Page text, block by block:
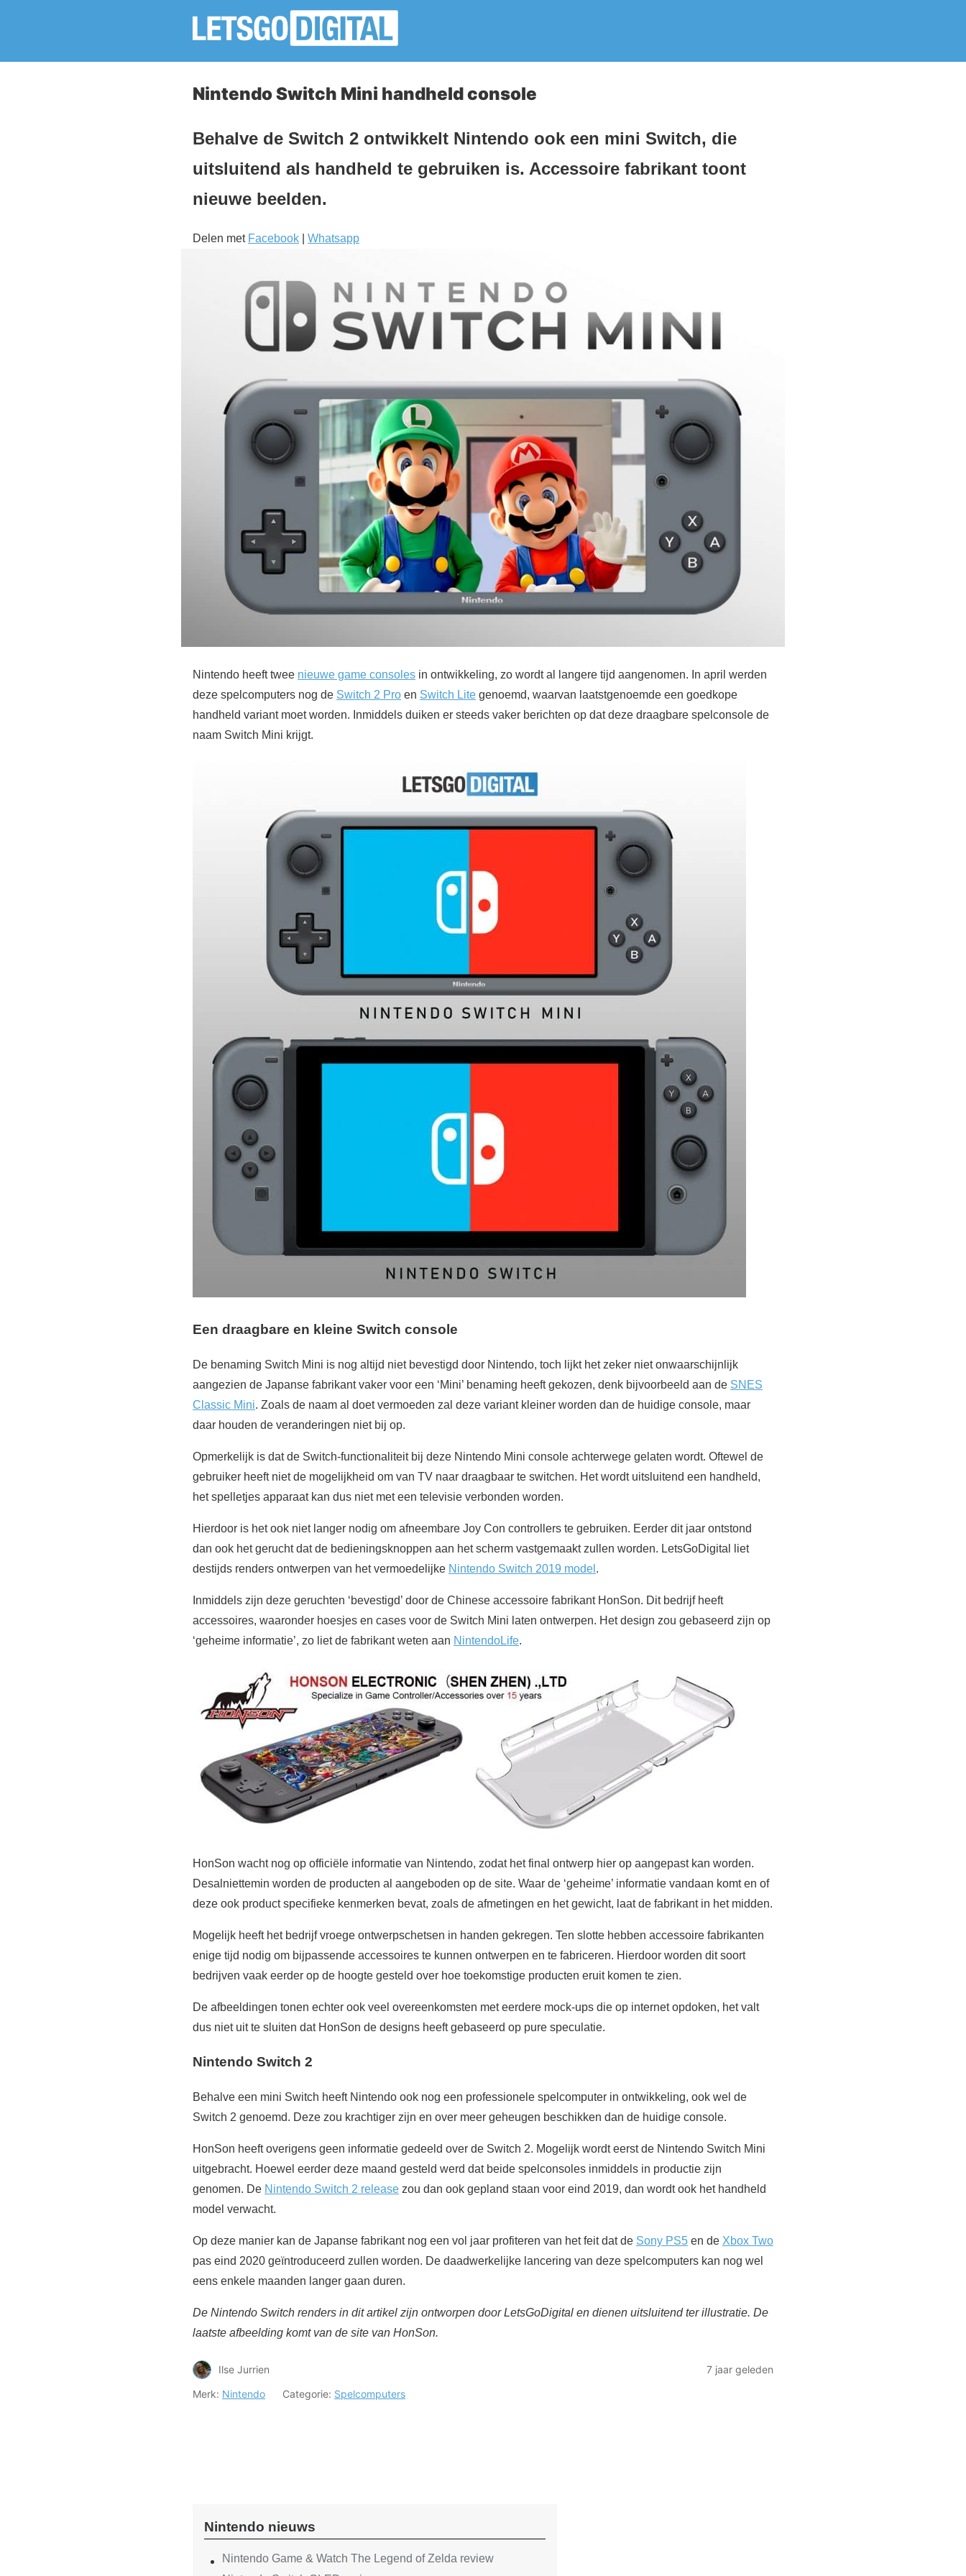
Nintendo Switch Mini handheld console
Behalve de Switch 2 ontwikkelt Nintendo ook een mini Switch, die
uitsluitend als handheld te gebruiken is. Accessoire fabrikant toont
nieuwe beelden.
Delen met Facebook Whatsapp
Nintendo heeft twee nieuwe game consoles in ontwikkeling, zo wordt al langere tijd aangenomen. In april werden
deze spelcomputers nog de Switch 2 Pro en Switch Lite genoemd, waarvan laatstgenoemde een goedkope
handheld variant moet worden. Inmiddels duiken er steeds vaker berichten op dat deze draagbare spelconsole de
naam Switch Mini krijgt.
Een draagbare en kleine Switch console
De benaming Switch Mini is nog altijd niet bevestigd door Nintendo, toch lijkt het zeker niet onwaarschijnlijk
aangezien de Japanse fabrikant vaker voor een ‘Mini’ benaming heeft gekozen, denk bijvoorbeeld aan de SNES
Classic Mini. Zoals de naam al doet vermoeden zal deze variant kleiner worden dan de huidige console, maar
daar houden de veranderingen niet bij op.
Opmerkelijk is dat de Switch-functionaliteit bij deze Nintendo Mini console achterwege gelaten wordt. Oftewel de
gebruiker heeft niet de mogelijkheid om van TV naar draagbaar te switchen. Het wordt uitsluitend een handheld,
het spelletjes apparaat kan dus niet met een televisie verbonden worden.
Hierdoor is het ook niet langer nodig om afneembare Joy Con controllers te gebruiken. Eerder dit jaar ontstond
dan ook het gerucht dat de bedieningsknoppen aan het scherm vastgemaakt zullen worden. LetsGoDigital liet
destijds renders ontwerpen van het vermoedelijke Nintendo Switch 2019 model .
Inmiddels zijn deze geruchten ‘bevestigd’ door de Chinese accessoire fabrikant HonSon. Dit bedrijf heeft
accessoires, waaronder hoesjes en cases voor de Switch Mini laten ontwerpen. Het design zou gebaseerd zijn op
‘geheime informatie’, zo liet de fabrikant weten aan NintendoLife.
HonSon wacht nog op officiële informatie van Nintendo, zodat het final ontwerp hier op aangepast kan worden.
Desalniettemin worden de producten al aangeboden op de site. Waar de ‘geheime’ informatie vandaan komt en of
deze ook product specifieke kenmerken bevat, zoals de afmetingen en het gewicht, laat de fabrikant in het midden.
Mogelijk heeft het bedrijf vroege ontwerpschetsen in handen gekregen. Ten slotte hebben accessoire fabrikanten
enige tijd nodig om bijpassende accessoires te kunnen ontwerpen en te fabriceren. Hierdoor worden dit soort
bedrijven vaak eerder op de hoogte gesteld over hoe toekomstige producten eruit komen te zien.
De afbeeldingen tonen echter ook veel overeenkomsten met eerdere mock-ups die op internet opdoken, het valt
dus niet uit te sluiten dat HonSon de designs heeft gebaseerd op pure speculatie.
Nintendo Switch 2
Behalve een mini Switch heeft Nintendo ook nog een professionele spelcomputer in ontwikkeling, ook wel de
Switch 2 genoemd. Deze zou krachtiger zijn en over meer geheugen beschikken dan de huidige console.
HonSon heeft overigens geen informatie gedeeld over de Switch 2. Mogelijk wordt eerst de Nintendo Switch Mini
uitgebracht. Hoewel eerder deze maand gesteld werd dat beide spelconsoles inmiddels in productie zijn
genomen. De Nintendo Switch 2 release zou dan ook gepland staan voor eind 2019, dan wordt ook het handheld
model verwacht.
Op deze manier kan de Japanse fabrikant nog een vol jaar profiteren van het feit dat de Sony PS5 en de Xbox Two
pas eind 2020 geïntroduceerd zullen worden. De daadwerkelijke lancering van deze spelcomputers kan nog wel
eens enkele maanden langer gaan duren.
De Nintendo Switch renders in dit artikel zijn ontworpen door LetsGoDigital en dienen uitsluitend ter illustratie. De
laatste afbeelding komt van de site van HonSon.
Ilse Jurrien
7 jaar geleden
Merk: Nintendo Categorie: Spelcomputers
Nintendo nieuws
Nintendo Game & Watch The Legend of Zelda review